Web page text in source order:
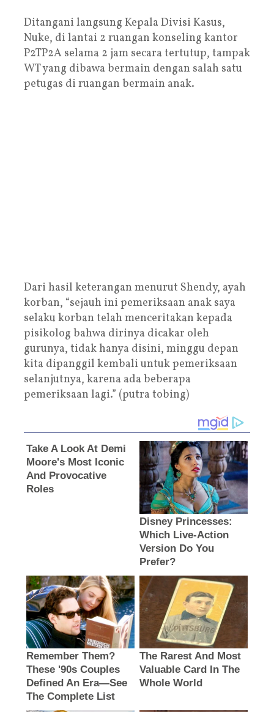
Ditangani langsung Kepala Divisi Kasus,
Nuke, di lantai 2 ruangan konseling kantor
P2TP2A selama 2 jam secara tertutup, tampak
WT yang dibawa bermain dengan salah satu
petugas di ruangan bermain anak.
Dari hasil keterangan menurut Shendy, ayah
korban, “sejauh ini pemeriksaan anak saya
selaku korban telah menceritakan kepada
pisikolog bahwa dirinya dicakar oleh
gurunya, tidak hanya disini, minggu depan
kita dipanggil kembali untuk pemeriksaan
selanjutnya, karena ada beberapa
pemeriksaan lagi.” (putra tobing)